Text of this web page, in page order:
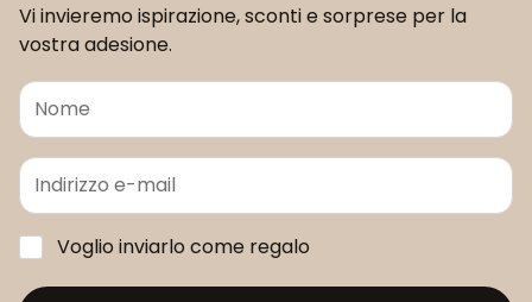
Vi invieremo ispirazione, sconti e sorprese per la
vostra adesione.
Voglio inviarlo come regalo